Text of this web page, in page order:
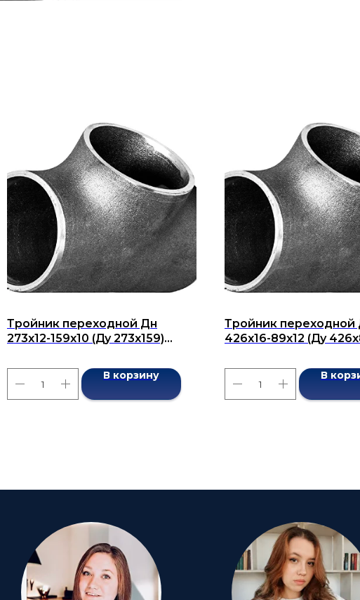
Тройник переходной Дн
273х12-159х10 (Ду 273х159)
В корзину
Тройник переходной
426х16-89х12 (Ду
В